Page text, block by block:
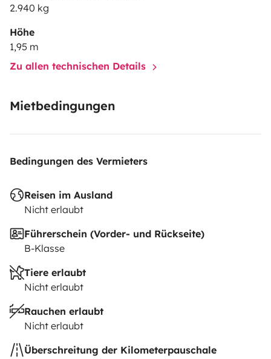
2.940 kg
Höhe
1,95 m
Zu allen technischen Details
Mietbedingungen
Bedingungen des Vermieters
Reisen im Ausland
Nicht erlaubt
Führerschein (Vorder- und Rückseite)
B-Klasse
Tiere erlaubt
Nicht erlaubt
Rauchen erlaubt
Nicht erlaubt
Überschreitung der Kilometerpauschale